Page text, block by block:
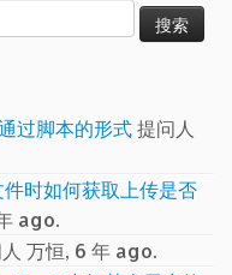
过脚本的形式提问人
时如何获取上传是否
ago.
万恒, 6 年 ago.